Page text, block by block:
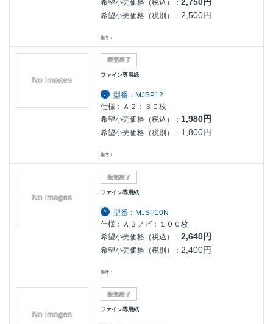
希望小売価格（税込）：2,750円
希望小売価格（税別）： 2,500円
備考：
ファイン専用紙
型番：MJSP12
仕様：Ａ２：３０枚
希望小売価格（税込）： 1,980円
希望小売価格（税別）： 1,800円
備考：
ファイン専用紙
型番：MJSP10N
仕様：Ａ３ノビ：１００枚
希望小売価格（税込）：2,640円
希望小売価格（税別）： 2,400円
備考：
ファイン専用紙